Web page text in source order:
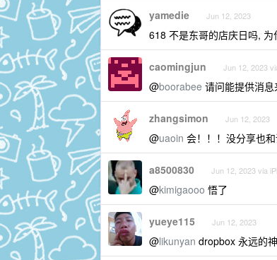
yamedie Jun 12, 2023
618 不是东哥的店庆日吗,
caomingjun Jun 12, 2023
@boorabee 请问能提供消息
zhangsimon Jun 12, 2023
@uaoin 会！！！没分享也
a8500830 Jun 12, 2023 via
@kimigaooo 悟了
yueye115 Jun 12, 2023
@likunyan dropbox 永远的